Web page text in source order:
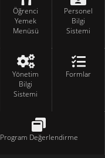
Öğrenci
Yemek
Menüsü
Personel
Bilgi
Sistemi
Yönetim
Bilgi
Sistemi
Formlar
Program Değerlendirme